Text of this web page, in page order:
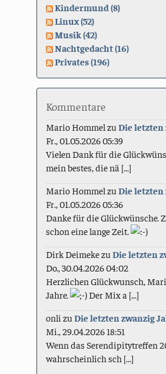
Kindermund (8)
Linux (52)
Musik (42)
Nachtgedacht (16)
Privates (196)
Kommentare
Mario Hommel zuDie letzten
Fr., 01.05.2026 05:39
Vielen Dank für die
mein bestes, die nä [...]
Mario Hommel zuDie letzten
Fr., 01.05.2026 05:36
Danke für die Glückwünsche.
schon eine lange Zeit.
Dirk DeimekezuDie letzten
Do., 30.04.2026 04:02
Herzlichen Glückwunsch,
Jahre.
Der Mix a [...]
onli zuDie letzten zwanzig
Mi., 29.04.2026 18:51
Wenn das Serendipitytreffen
wahrscheinlich sch [...]